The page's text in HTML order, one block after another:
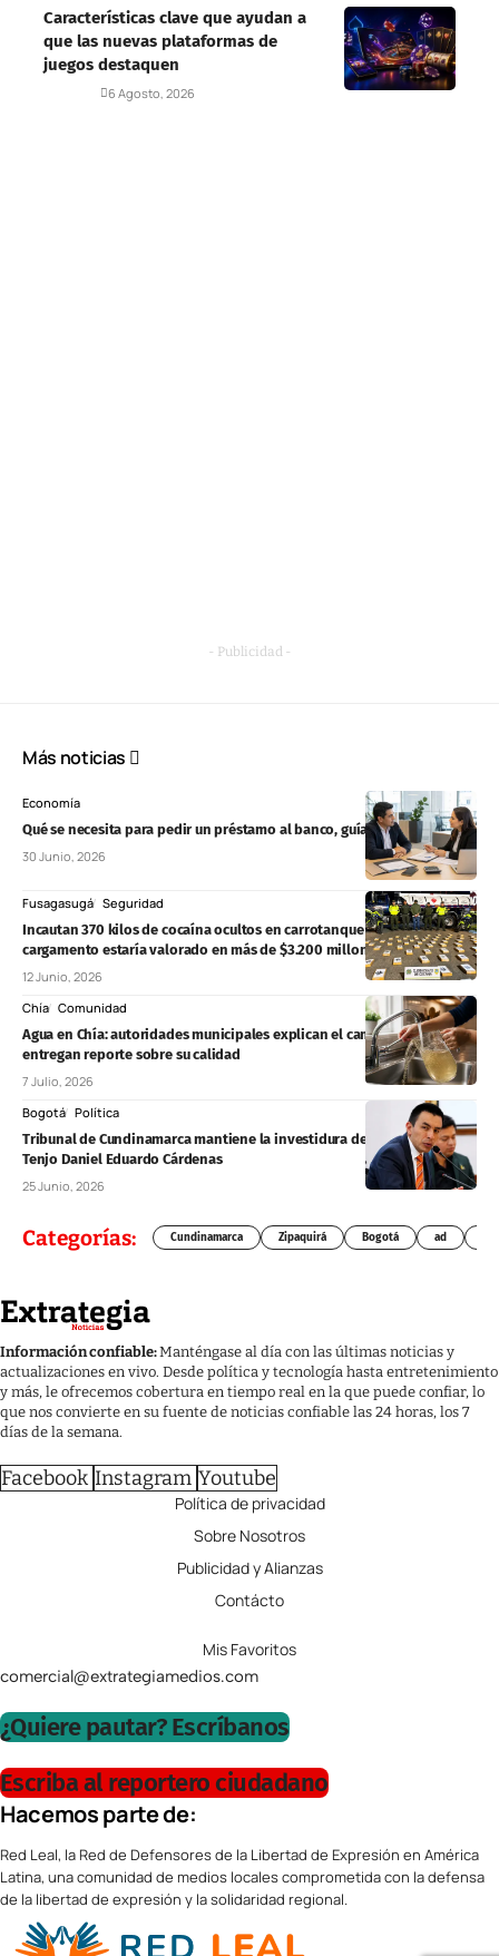
Características clave que ayudan a
que las nuevas plataformas de
juegos destaquen
6 Agosto, 2026
- Publicidad -
Más noticias
Economía
Qué se necesita para pedir un préstamo al banco, guía 2026
30 Junio, 2026
Fusagasugá Seguridad
Incautan 370 kilos de cocaína ocultos en carrotanque en Fusagasugá:
cargamento estaría valorado en más de $3.200 millones
12 Junio, 2026
Chía Comunidad
Agua en Chía: autoridades municipales explican el cambio de color y
entregan reporte sobre su calidad
7 Julio, 2026
Bogotá Política
Tribunal de Cundinamarca mantiene la investidura del concejal de
Tenjo Daniel Eduardo Cárdenas
25 Junio, 2026
Categorías: Cundinamarca Zipaquirá Bogotá ad
Información confiable:Manténgase al día con las últimas noticias y
actualizaciones en vivo. Desde política y tecnología hasta entretenimiento
y más, le ofrecemos cobertura en tiempo real en la que puede confiar, lo
que nos convierte en su fuente de noticias confiable las 24 horas, los 7
días de la semana.
Facebook Instagram Youtube
Política de privacidad
Sobre Nosotros
Publicidad y Alianzas
Contácto
Mis Favoritos
comercial@extrategiamedios.com
¿Quiere pautar? Escríbanos
Escriba al reportero ciudadano
Hacemos parte de:
Red Leal, la Red de Defensores de la Libertad de Expresión en América
Latina, una comunidad de medios locales comprometida con la defensa
de la libertad de expresión y la solidaridad regional.